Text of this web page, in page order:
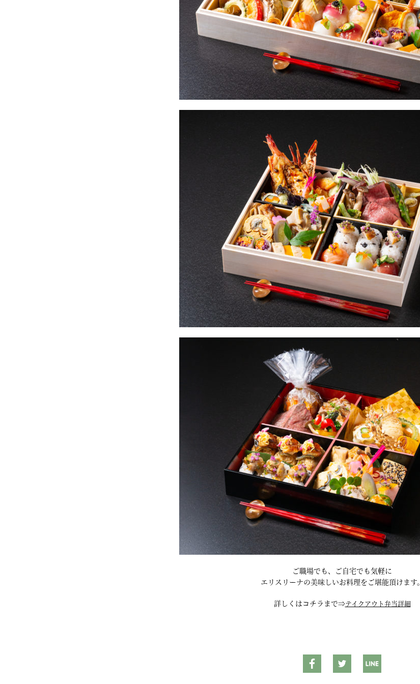
ご職場でも、ご自宅でも気軽に
エリスリーナの美味しいお料理をご堪能頂けます。
詳しくはコチラまで⇒テイクアウト弁当詳細